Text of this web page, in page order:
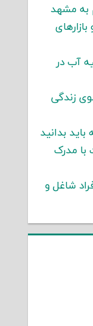
به مشهد
آب در
زندگی
بدانید
با مدرک
شاغل و